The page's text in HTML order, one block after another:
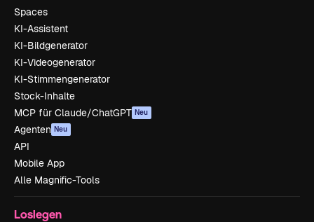
Spaces
KI-Assistent
KI-Bildgenerator
KI-Videogenerator
KI-Stimmengenerator
Stock-Inhalte
MCP für Claude/ChatGPT Neu
Agenten Neu
API
Mobile App
Alle Magnific-Tools
Loslegen